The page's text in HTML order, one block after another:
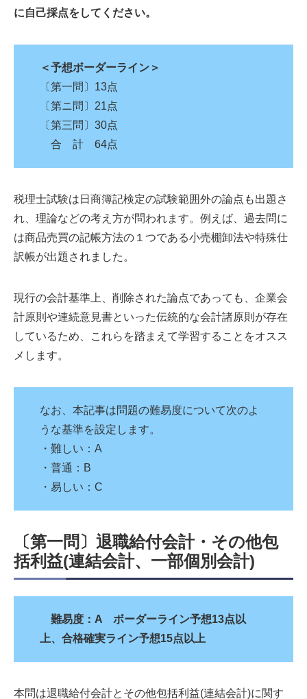
に自己採点をしてください。
＜予想ボーダーライン＞
〔第一問〕13点
〔第ニ問〕21点
〔第三問〕30点
合 計 64点
税理士試験は日商簿記検定の試験範囲外の論点も出題さ
れ、理論などの考え方が問われます。例えば、過去問に
は商品売買の記帳方法の１つである小売棚卸法や特殊仕
訳帳が出題されました。
現行の会計基準上、削除された論点であっても、企業会
計原則や連続意見書といった伝統的な会計諸原則が存在
しているため、これらを踏まえて学習することをオスス
メします。
なお、本記事は問題の難易度について次のよ
うな基準を設定します。
・難しい：A
・普通：B
・易しい：C
〔第一問〕退職給付会計・その他包
括利益(連結会計、一部個別会計)
難易度：A ボーダーライン予想13点以
上、合格確実ライン予想15点以上
本問は退職給付会計とその他包括利益(連結会計)に関す